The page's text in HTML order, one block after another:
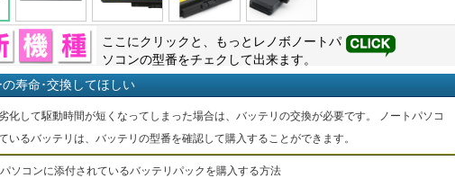
ここにクリックと、もっと レノボ ノートパ
ソコンの型番をチェクして出来ます。
寿命･交換してほしい
化して駆動時間が短くなってしまった場合は、バッテリの交換が必要です。 ノートパソコ
いるバッテリは、バッテリの型番を確認して購入することができます。
ソコンに添付されているバッテリパックを購入する方法